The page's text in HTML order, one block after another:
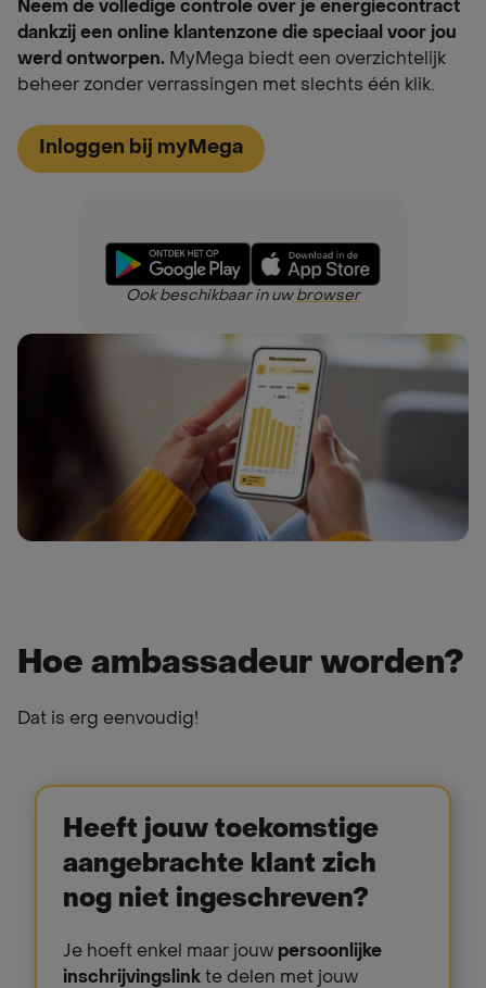
Ook beschikbaar in uw browser
Neem de volledige controle over je energiecontract
dankzij een online klantenzone die speciaal voor jou
werd ontworpen. MyMega biedt een overzichtelijk
beheer zonder verrassingen met slechts één klik.
Inloggen bij myMega
Hoe ambassadeur worden?
Dat is erg eenvoudig!
Heeft jouw toekomstige
aangebrachte klant zich
nog niet ingeschreven?
Je hoeft enkel maar jouw persoonlijke
inschrijvingslink te delen met jouw